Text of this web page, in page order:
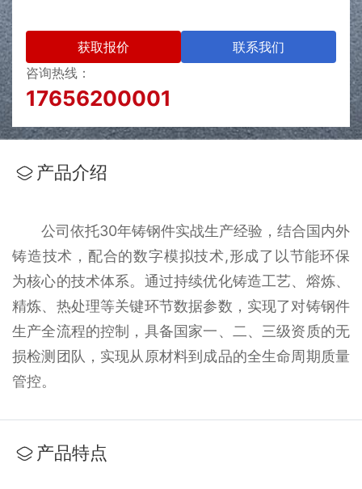
获取报价
联系我们
咨询热线：
17656200001
产品介绍
公司依托30年铸钢件实战生产经验，结合国内外
铸造技术，配合的数字模拟技术,形成了以节能环保
为核心的技术体系。通过持续优化铸造工艺、熔炼、
精炼、热处理等关键环节数据参数，实现了对铸钢件
生产全流程的控制，具备国家一、二、三级资质的无
损检测团队，实现从原材料到成品的全生命周期质量
管控。
产品特点